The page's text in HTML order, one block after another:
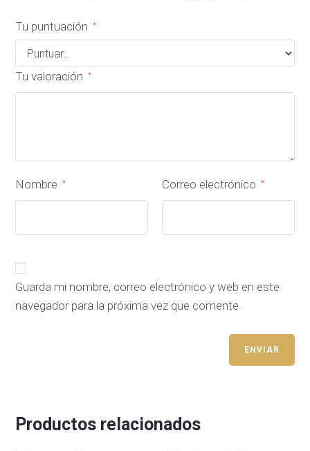
Tu puntuación *
Tu valoración *
Nombre * Correo electrónico *
Guarda mi nombre, correo electrónico y web en este
navegador para la próxima vez que comente.
Productos relacionados